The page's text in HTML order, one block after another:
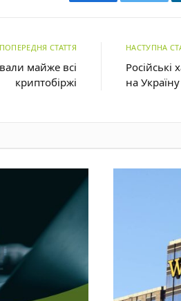
ПОПЕРЕДНЯ СТАТТЯ
майже всі
криптобіржі
НАСТУПНА
Російські
на